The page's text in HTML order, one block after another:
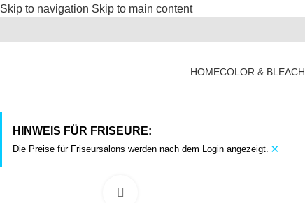
Skip to navigation Skip to main content
HOMECOLOR & BLEACH
HINWEIS FÜR FRISEURE:
Die Preise für Friseursalons werden nach dem Login angezeigt. ×